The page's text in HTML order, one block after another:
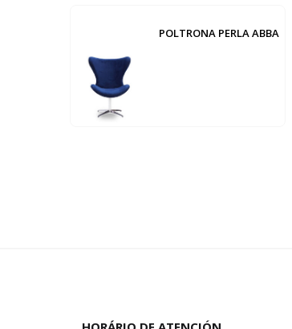
POLTRONA PERLA ABBA